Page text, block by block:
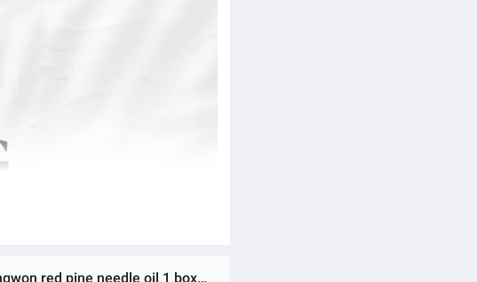
Ratings & Reviews of (Preorder) genuine 💯 KUMGANGSONG PREMIUM Kumkangsong cheong songwon red pine needle oil 1 box 30tab